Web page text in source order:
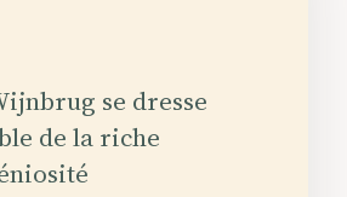
se dresse
de la riche